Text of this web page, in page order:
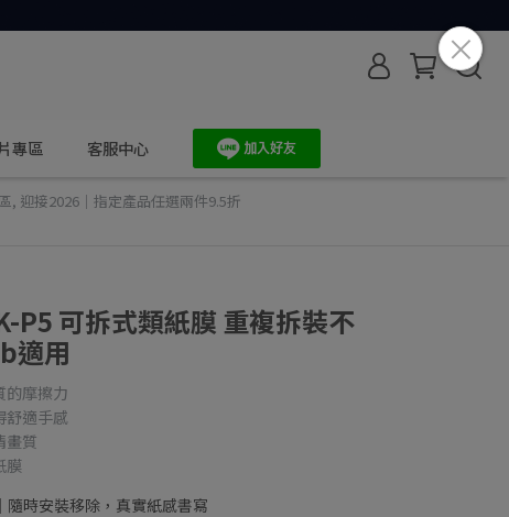
專區 客服中心
, 迎接2026｜指定產品任選兩件9.5折
P5 可拆式類紙膜 重複拆裝不
適用
摩擦力
適手感
畫質
膜
隨時安裝移除，真實紙感書寫